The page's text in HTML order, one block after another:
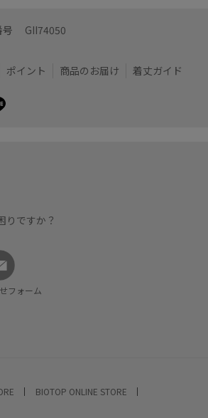
GII74050
ポイント 商品のお届け 着丈ガイド
りですか？
フォーム
BIOTOP ONLINE STORE